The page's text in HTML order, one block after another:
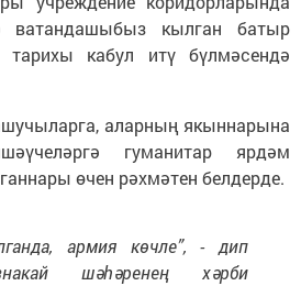
ватандашыбыз кылган батыр
тарихы кабул итү бүлмәсендә
аларның якыннарына
гуманитар ярдәм
өчен рәхмәтен белдерде.
армия көчле”, - дип
шәһәренең хәрби